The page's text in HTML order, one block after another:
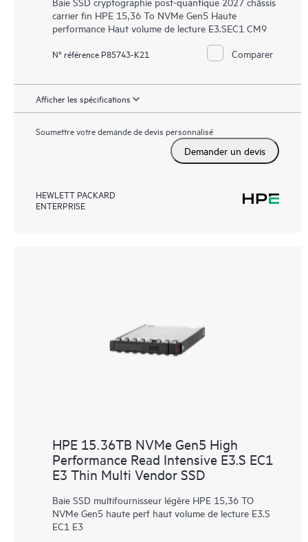
carrier fin HPE 15,36 To NVMe Gen5 Haute
performance Haut volume de lecture E3.SEC1 CM9
N° référence P85743-K21 Comparer
Afficher les spécifications
Soumettre votre demande de devis personnalisé
Demander un devis
HEWLETT PACKARD
ENTERPRISE
HPE 15.36TB NVMe Gen5 High
Performance Read Intensive E3.S EC1
E3 Thin Multi Vendor SSD
Baie SSD multifournisseur légère HPE 15,36 TO
NVMe Gen5 haute perf haut volume de lecture E3.S
EC1 E3